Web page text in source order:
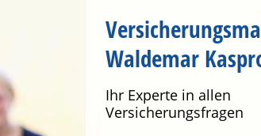
Waldemar
Ihr Experte in allen
Versicherungsfragen